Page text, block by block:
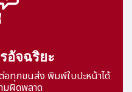
อัจฉริยะ
อทุกขนส่ง พิมพ์ใบปะหน้าได้
มผิดพลาด